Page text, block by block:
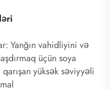
Yanğın vahidliyini və
üçün soya
yüksək səviyyəli